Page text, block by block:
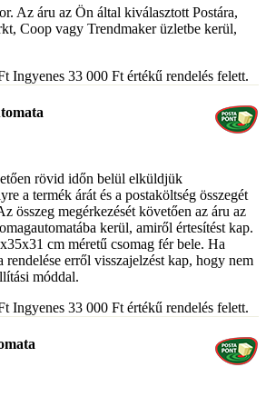
Az áru az Ön által kiválasztott Postára,
Coop vagy Trendmaker üzletbe kerül,
Ingyenes 33 000 Ft értékű rendelés felett.
rövid időn belül elküldjük
a termék árát és a postaköltség összegét
összeg megérkezését követően az áru az
kerül, amiről értesítést kap.
cm méretű csomag fér bele. Ha
rendelése erről visszajelzést kap, hogy nem
móddal.
Ingyenes 33 000 Ft értékű rendelés felett.